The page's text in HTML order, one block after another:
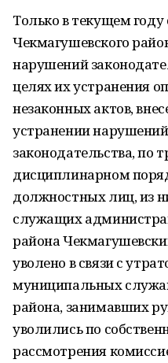
Только в текущем
Чекмагушевского
нарушений
целях их устранения
незаконных актов,
устранении
законодательства, по
дисциплинарном
должностных лиц, из
служащих
района
уволено в связи с
муниципальных
района, занимавших
уволились по
рассмотрения